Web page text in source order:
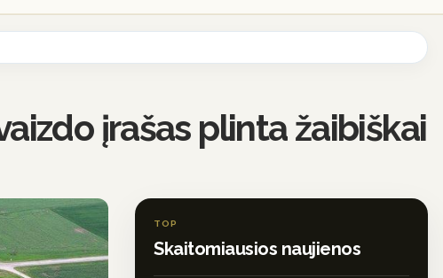
įrašas plinta žaibiškai
TOP
Skaitomiausios naujienos